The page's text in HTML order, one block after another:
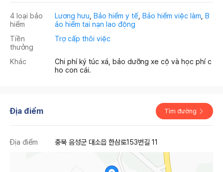
4 loại bảo
hiểm
Lương hưu Bảo hiểm y tế Bảo hiểm việc làm B
ảo hiểm tai nạn lao động
Tiền
thưởng
Trợ cấp thôi việc
Khác
Chi phí ký túc xá, bảo dưỡng xe cộ và học phí c
ho con cái.
Địa điểm Tìm đường
Địa điểm 충북 음성군 대소읍 한삼로153번길 11